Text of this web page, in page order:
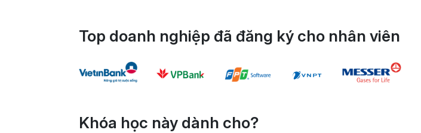
Top doanh nghiệp đã đăng ký cho nhân viên
Khóa học này dành cho?